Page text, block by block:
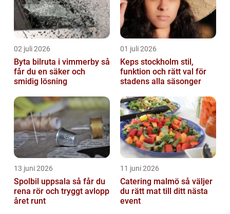
02 juli 2026
Byta bilruta i vimmerby så
får du en säker och
smidig lösning
01 juli 2026
Keps stockholm stil,
funktion och rätt val för
stadens alla säsonger
13 juni 2026
Spolbil uppsala så får du
rena rör och tryggt avlopp
året runt
11 juni 2026
Catering malmö så väljer
du rätt mat till ditt nästa
event